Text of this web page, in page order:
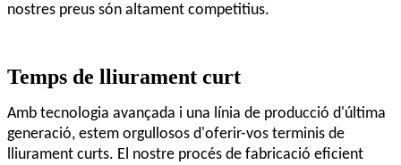
nostres preus són altament competitius.
Temps de lliurament curt
Amb tecnologia avançada i una línia de producció d'última
generació, estem orgullosos d'oferir-vos terminis de
lliurament curts. El nostre procés de fabricació eficient